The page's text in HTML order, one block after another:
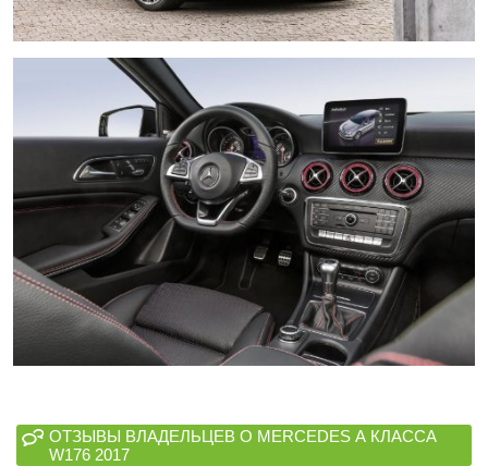
ОТЗЫВЫ ВЛАДЕЛЬЦЕВ О MERCEDES А КЛАССА
W176 2017